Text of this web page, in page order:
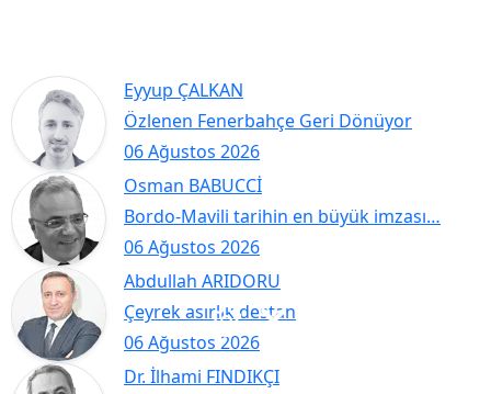
Eyyup ÇALKAN
06 Ağustos 2026
Özlenen Fenerbahçe Geri Dönüyor
Osman BABUCCİ
06 Ağustos 2026
Bordo-Mavili tarihin en büyük imzası…
Abdullah ARIDORU
06 Ağustos 2026
Çeyrek asırlık destan
Dr. İlhami FINDIKÇI